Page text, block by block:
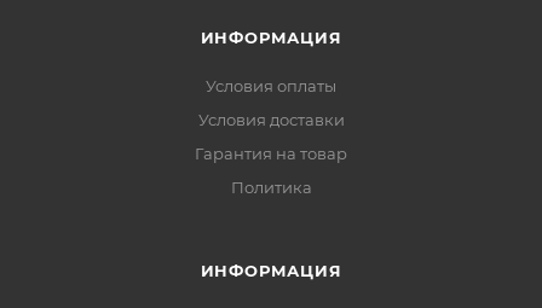
ИНФОРМАЦИЯ
Условия оплаты
Условия доставки
Гарантия на товар
Политика
ИНФОРМАЦИЯ